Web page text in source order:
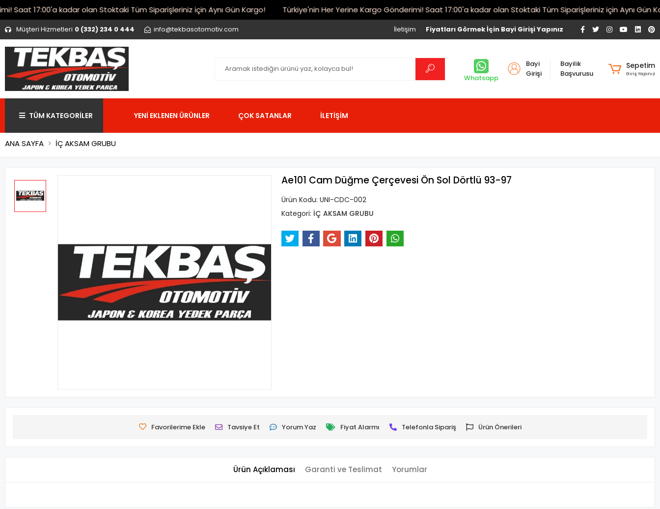
17:00'a kadar olan Stoktaki Tüm Siparişleriniz için Aynı Gün Kargo! Türkiye'nin Her Yerine Kargo Gönderimi! Saat 17:00'a kadar olan Stoktaki Tüm Siparişleriniz için Aynı Gün
Müşteri Hizmetleri 0 (332) 234 0 444 info@tekbasotomotiv.com Fiyatları Görmek İçin Bayi Girişi Yapınız
İletişim
Whatsapp
Bayi
Girişi
Bayilik
Başvurusu
Sepetim
Giriş Yapınız
TÜM KATEGORİLER YENİ EKLENEN ÜRÜNLER ÇOK SATANLAR İLETİŞİM
ANA SAYFA İÇ AKSAM GRUBU
Ae101 Cam Düğme Çerçevesi Ön Sol Dörtlü 93-97
Ürün Kodu: UNI-CDC-002
Kategori: İÇ AKSAM GRUBU
Favorilerime Ekle Tavsiye Et Yorum Yaz Fiyat Alarmı Telefonla Sipariş Ürün Önerileri
Ürün Açıklaması Garanti ve Teslimat Yorumlar